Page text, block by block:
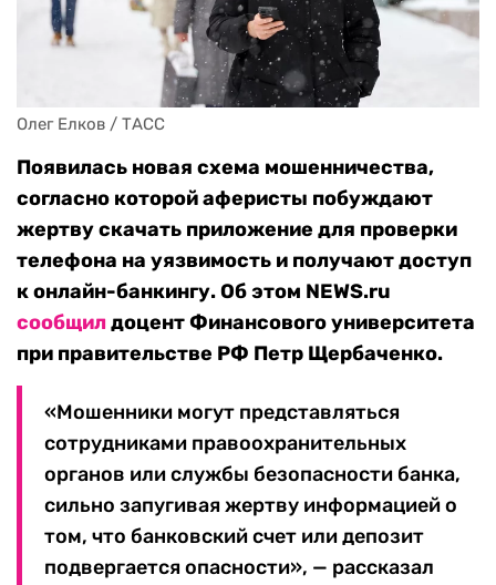
Олег Елков / ТАСС
Появилась новая схема мошенничества,
согласно которой аферисты побуждают
жертву скачать приложение для проверки
телефона на уязвимость и получают доступ
к онлайн-банкингу. Об этом NEWS.ru
сообщилдоцент Финансового университета
при правительстве РФ Петр Щербаченко.
«Мошенники могут представляться
сотрудниками правоохранительных
органов или службы безопасности банка,
сильно запугивая жертву информацией о
том, что банковский счет или депозит
подвергается опасности», — рассказал